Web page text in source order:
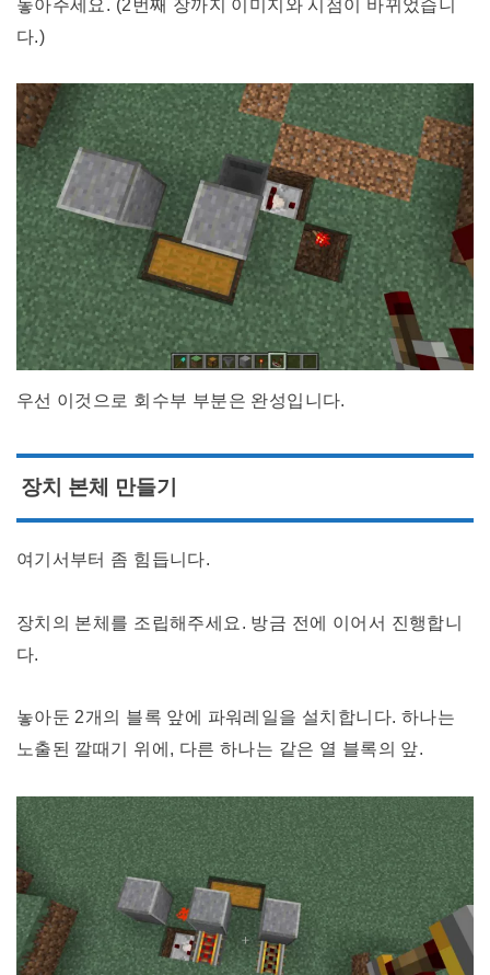
다.)
우선 이것으로 회수부 부분은 완성입니다.
장치 본체 만들기
여기서부터 좀 힘듭니다.
장치의 본체를 조립해주세요. 방금 전에 이어서 진행합니
다.
놓아둔 2개의 블록 앞에 파워레일을 설치합니다. 하나는
노출된 깔때기 위에, 다른 하나는 같은 열 블록의 앞.